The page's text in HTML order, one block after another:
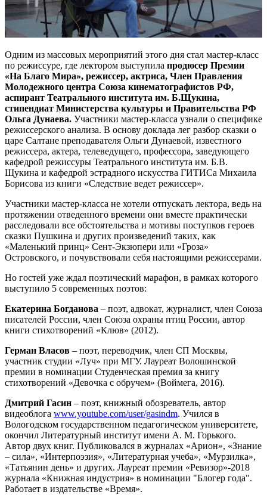
Одним из массовых мероприятий этого дня стал мастер-класс
по режиссуре, где лектором выступила продюсер Премии
«На Благо Мира», режиссер, актриса, Член Правления
Молодежного центра Союза кинематографистов РФ,
аспирант Театрального института им. Б.Щукина,
стипендиат Министерства культуры и Правительства РФ
Ольга Дунаева. Участники мастер-класса узнали о специфике
режиссерского анализа. В основу доклада лег разбор сказки о
царе Салтане преподавателя Ольги Дунаевой, известного
режиссера, актера, телеведущего, профессора, заведующего
кафедрой режиссуры Театрального института им. Б.В.
Щукина и кафедрой эстрадного искусства ГИТИСа Михаила
Борисова из книги «Следствие ведет режиссер».
Участники мастер-класса не хотели отпускать лектора, ведь на
протяжении отведенного времени они вместе практически
расследовали все обстоятельства и мотивы поступков героев
сказки Пушкина и других произведений таких, как
«Маленький принц» Сент-Экзюпери или «Гроза»
Островского, и почувствовали себя настоящими режиссерами.
Но гостей уже ждал поэтический марафон, в рамках которого
выступило 5 современных поэтов:
Екатерина Богданова – поэт, адвокат, журналист, член Союза
писателей России, член Союза охраны птиц России, автор
книги стихотворений «Клюв» (2012).
Герман Власов – поэт, переводчик, член СП Москвы,
участник студии «Луч» при МГУ. Лауреат Волошинской
премии в номинации Студенческая премия за книгу
стихотворений «Девочка с обручем» (Воймега, 2016).
Дмитрий Гасин – поэт, книжный обозреватель, автор
видеоблога www.youtube.com/user/gasindm. Учился в
Вологодском государственном педагогическом университете,
oкончил Литературный институт имени А. М. Горького.
Автор двух книг. Публиковался в журналах «Арион», «Знание
– сила», «Интерпоэзия», «Литературная учеба», «Мурзилка»,
«Татьянин день» и других. Лауреат премии «Ревизор»-2018
журнала «Книжная индустрия» в номинации "Блогер года".
Работает в издательстве «Время».